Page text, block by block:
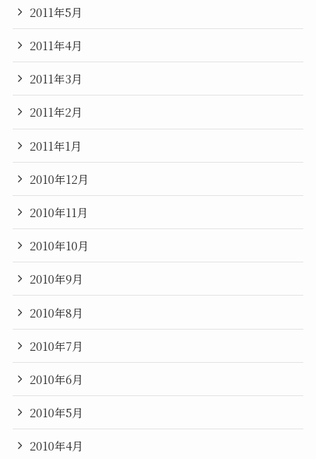
2011年5月
2011年4月
2011年3月
2011年2月
2011年1月
2010年12月
2010年11月
2010年10月
2010年9月
2010年8月
2010年7月
2010年6月
2010年5月
2010年4月